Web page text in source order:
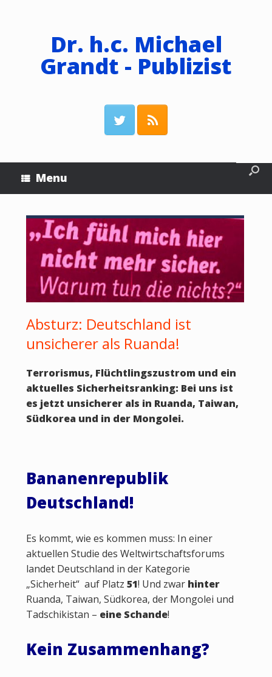
Dr. h.c. Michael
Grandt - Publizist
Menu
Absturz: Deutschland ist
unsicherer als Ruanda!
Terrorismus, Flüchtlingszustrom und ein
aktuelles Sicherheitsranking: Bei uns ist
es jetzt unsicherer als in Ruanda, Taiwan,
Südkorea und in der Mongolei.
Bananenrepublik
Deutschland!
Es kommt, wie es kommen muss: In einer
aktuellen Studie des Weltwirtschaftsforums
landet Deutschland in der Kategorie
„Sicherheit“ auf Platz 51! Und zwar hinter
Ruanda, Taiwan, Südkorea, der Mongolei und
Tadschikistan – eine Schande!
Kein Zusammenhang?